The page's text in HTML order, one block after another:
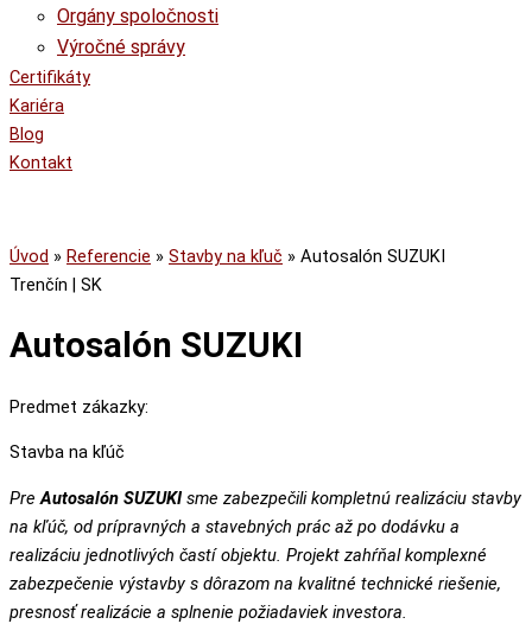
Orgány spoločnosti
Výročné správy
Certifikáty
Kariéra
Blog
Kontakt
Úvod » Referencie » Stavby na kľuč » Autosalón SUZUKI
Trenčín | SK
Autosalón SUZUKI
Predmet zákazky:
Stavba na kľúč
PreAutosalón SUZUKI sme zabezpečili kompletnú realizáciu stavby
na kľúč, od prípravných a stavebných prác až po dodávku a
realizáciu jednotlivých častí objektu. Projekt zahŕňal komplexné
zabezpečenie výstavby s dôrazom na kvalitné technické riešenie,
presnosť realizácie a splnenie požiadaviek investora.